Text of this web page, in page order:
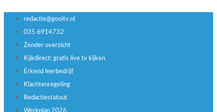
redactie@gooitv.nl
035 6914732
Zender overzicht
Kijkdirect: gratis live tv kijken
Erkend leerbedrijf
Klachtenregeling
Redactiestatuut